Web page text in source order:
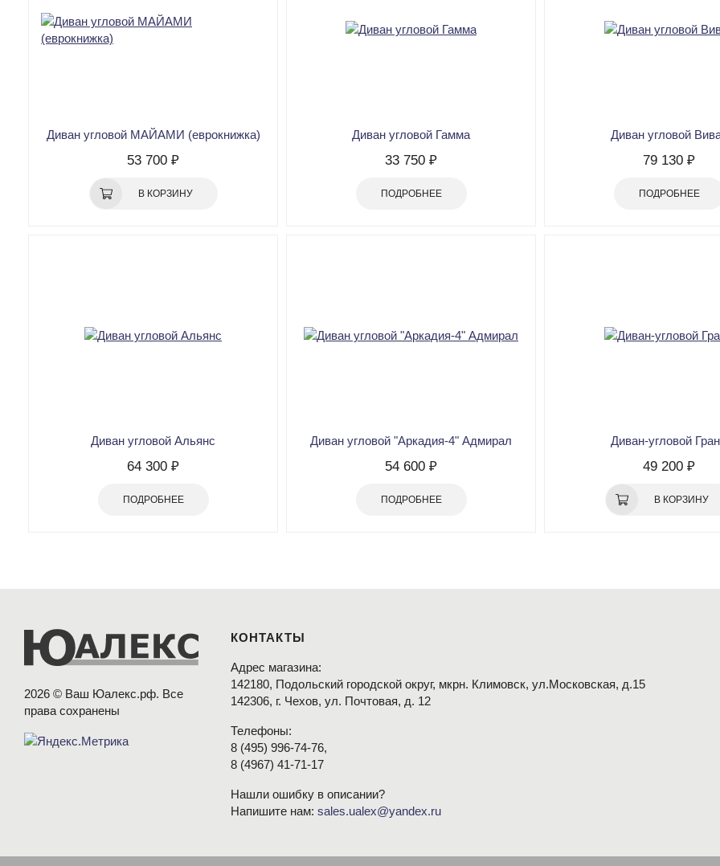
Диван угловой МАЙАМИ (еврокнижка)
53 700 ₽
В КОРЗИНУ
Диван угловой Гамма
33 750 ₽
ПОДРОБНЕЕ
Диван угловой
79 130 ₽
ПОДРОБНЕЕ
Диван угловой Альянс
64 300 ₽
ПОДРОБНЕЕ
Диван угловой "Аркадия-4" Адмирал
54 600 ₽
ПОДРОБНЕЕ
Диван-угловой
49 200 ₽
В КОРЗИНУ
2026 © Ваш Юалекс.рф. Все
права сохранены
КОНТАКТЫ
Адрес магазина:
142180, Подольский городской округ, мкрн. Климовск, ул.Московская, д.15
142306, г. Чехов, ул. Почтовая, д. 12
Телефоны:
8 (495) 996-74-76,
8 (4967) 41-71-17
Нашли ошибку в описании?
Напишите нам: sales.ualex@yandex.ru